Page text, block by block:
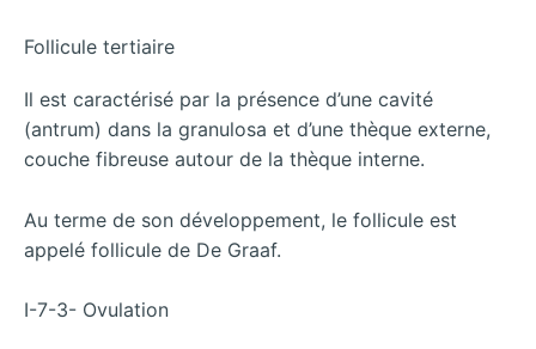
Follicule tertiaire
Il est caractérisé par la présence d’une cavité
(antrum) dans la granulosa et d’une thèque externe,
couche fibreuse autour de la thèque interne.
Au terme de son développement, le follicule est
appelé follicule de De Graaf.
I-7-3- Ovulation